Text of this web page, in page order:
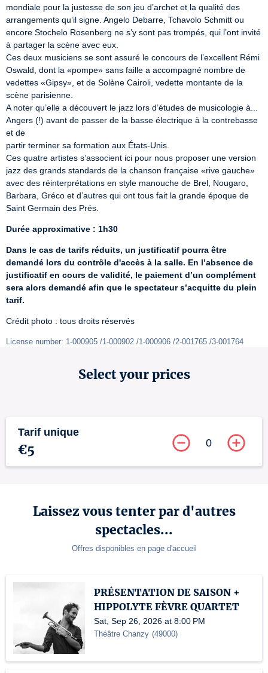
mondiale pour la justesse de son jeu d’archet et la qualité des
arrangements qu’il signe. Angelo Debarre, Tchavolo Schmitt ou
encore Stochelo Rosenberg ne s’y sont pas trompés, qui l’ont invité
à partager la scène avec eux.
Ces deux musiciens se sont assuré le concours de l’excellent Rémi
Oswald, dont la «pompe» sans faille a accompagné nombre de
vedettes «Gipsy», et de Solène Cairoli, vedette montante de la
scène parisienne.
A noter qu’elle a découvert le jazz lors d’études de musicologie à...
Angers (!) avant de passer de la basse électrique à la contrebasse
et de
partir terminer sa formation aux États-Unis.
Ces quatre artistes s’associent ici pour nous proposer une version
jazz des grands standards de la chanson française «rive gauche»
avec des réinterprétations en style manouche de Brel, Nougaro,
Barbara, Gréco et d’autres qui ont tous fait la grande époque de
Saint Germain des Prés.
Durée approximative : 1h30
Dans le cas de tarifs réduits, un justificatif pourra être
demandé lors du contrôle d'accès à la salle. En l’absence de
justificatif en cours de validité, le paiement d’un complément
sera alors demandé afin que le spectateur s’acquitte du plein
tarif.
Crédit photo : tous droits réservés
License number: 1-000905 /1-000902 /1-000906 /2-001765 /3-001764
Select your prices
Tarif unique
€5 0
Laissez vous tenter par d'autres
spectacles...
Offres disponibles en page d'accueil
PRÉSENTATION DE SAISON +
HIPPOLYTE FÈVRE QUARTET
Sat, Sep 26, 2026 at 8:00 PM
Théâtre Chanzy (49000)